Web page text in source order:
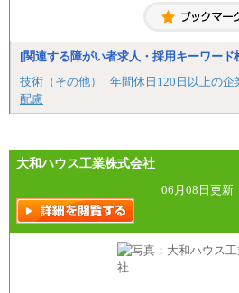
〈愛知〉月給194,500 円
・一律地域手当なし
◆契約社員
月給187,500円～(※1)、
～(※3)、170,500～(※4)
※1…東京都、埼玉県、千
※4…北海道、宮城県、栃
潟県、富山県、石川県、
香川県、福岡県
※5…青森県、鳥取県、島
分県、長崎県、熊本県、
県、福島県、山形県
◆パート・アルバイト
時給制：最低時給額
[関連する障がい者求人・採用キーワード
技術（その他）
年間休日120日以上の企
配慮
大和ハウス工業株式会社
06月08日更新